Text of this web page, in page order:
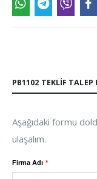
PB1102 TEKLIF TALEP
Aşağıdaki formu
ulaşalım.
Firma Adı